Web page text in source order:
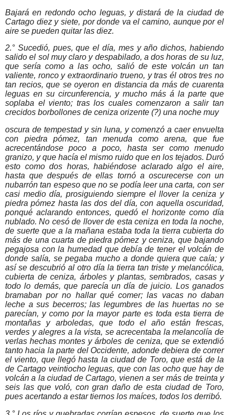
Bajará en redondo ocho leguas, y distará de la ciudad de
Cartago diez y siete, por donde va el camino, aunque por el
aire se pueden quitar las diez.
2.° Sucedió, pues, que el día, mes y año dichos, habiendo
salido el sol muy claro y despabilado, a dos horas de su luz,
que sería como a las ocho, salió de este volcán un tan
valiente, ronco y extraordinario trueno, y tras él otros tres no
tan recios, que se oyeron en distancia da más de cuarenta
leguas en su circunferencia, y mucho más á la parte que
soplaba el viento; tras los cuales comenzaron a salir tan
crecidos borbollones de ceniza orizente (?) una noche muy
oscura de tempestad y sin luna, y comenzó a caer envuelta
con piedra pómez, tan menuda como arena, que fue
acrecentándose poco a poco, hasta ser como menudo
granizo, y que hacía el mismo ruido que en los tejados. Duró
esto como dos horas, habiéndose aclarado algo el aire,
hasta que después de ellas tornó a oscurecerse con un
nubarrón tan espeso que no se podía leer una carta, con ser
casi medio día, prosiguiendo siempre el llover la ceniza y
piedra pómez hasta las dos del día, con aquella oscuridad,
ponqué aclarando entonces, quedó el horizonte como día
nublado. No cesó de llover de esta ceniza en toda la noche,
de suerte que a la mañana estaba toda la tierra cubierta do
más de una cuarta de piedra pómez y ceniza, que bajando
pegajosa con la humedad que debía de tener el volcán de
donde salía, se pegaba mucho a donde quiera que caía; y
así se descubrió al otro día la tierra tan triste y melancólica,
cubierta de ceniza, árboles y plantas, sembrados, casas y
todo lo demás, que parecía un día de juicio. Los ganados
bramaban por no hallar qué comer; las vacas no daban
leche a sus becerros; las legumbres de las huertas no se
parecían, y como por la mayor parte es toda esta tierra de
montañas y arboledas, que todo el año están frescas,
verdes y alegres a la vista, se acrecentaba la melancolía de
verlas hechas montes y árboles de ceniza, que se extendió
tanto hacia la parte del Occidente, adonde debiera de correr
el viento, que llegó hasta la ciudad de Toro, que está de la
de Cartago veintiocho leguas, que con las ocho que hay de
volcán a la ciudad de Cartago, vienen a ser más de treinta y
seis las que voló, con gran daño de esta ciudad de Toro,
pues acertando a estar tiernos los maíces, todos los derribó.